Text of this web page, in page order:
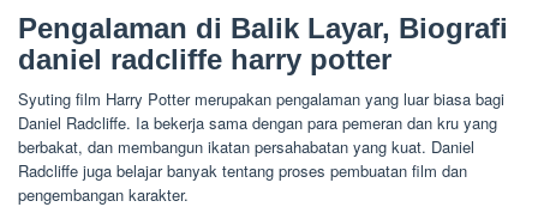
Pengalaman di Balik Layar, Biografi
daniel radcliffe harry potter
Syuting film Harry Potter merupakan pengalaman yang luar biasa bagi
Daniel Radcliffe. Ia bekerja sama dengan para pemeran dan kru yang
berbakat, dan membangun ikatan persahabatan yang kuat. Daniel
Radcliffe juga belajar banyak tentang proses pembuatan film dan
pengembangan karakter.